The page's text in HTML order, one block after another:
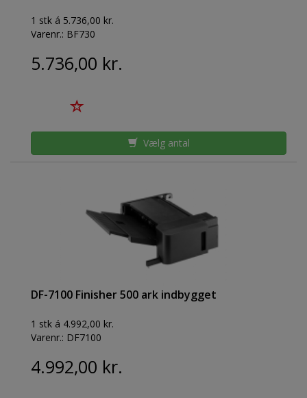
1 stk á 5.736,00 kr.
Varenr.: BF730
5.736,00 kr.
Vælg antal
DF-7100 Finisher 500 ark indbygget
1 stk á 4.992,00 kr.
Varenr.: DF7100
4.992,00 kr.